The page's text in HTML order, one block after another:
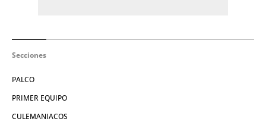
Secciones
PALCO
PRIMER EQUIPO
CULEMANIACOS